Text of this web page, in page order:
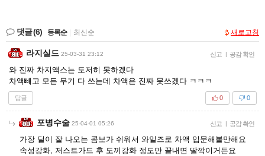
댓글(6) 등록순 최신순 새로고침
라지실드 25-03-31 23:12 신고 | 공감 확인
와 진짜 차지액스는 도저히 못하겠다
차액빼고 모든 무기 다 쓰는데 차액은 진짜 못쓰겠다 ㅋㅋㅋ
답글 0
0
포병수술 25-04-01 05:26 신고 | 공감 확인
가장 딜이 잘 나오는 콤보가 쉬워서 와일즈로 차액 입문해볼만해요
속성강화, 저스트가드 후 도끼강화 정도만 끝내면 딸깍이거든요